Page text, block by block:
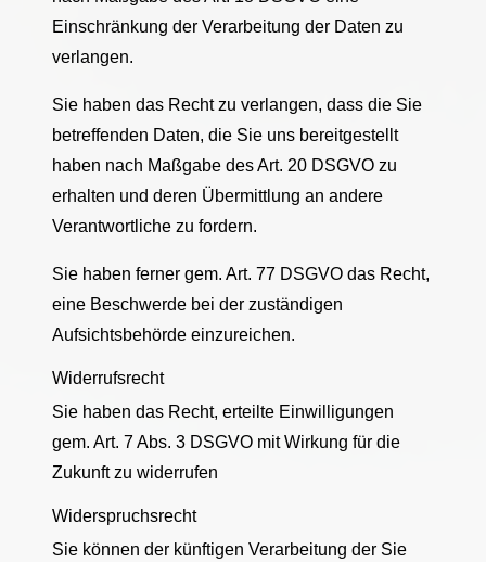
Einschränkung der Verarbeitung der Daten zu
verlangen.
Sie haben das Recht zu verlangen, dass die Sie
betreffenden Daten, die Sie uns bereitgestellt
haben nach Maßgabe des Art. 20 DSGVO zu
erhalten und deren Übermittlung an andere
Verantwortliche zu fordern.
Sie haben ferner gem. Art. 77 DSGVO das Recht,
eine Beschwerde bei der zuständigen
Aufsichtsbehörde einzureichen.
Widerrufsrecht
Sie haben das Recht, erteilte Einwilligungen
gem. Art. 7 Abs. 3 DSGVO mit Wirkung für die
Zukunft zu widerrufen
Widerspruchsrecht
Sie können der künftigen Verarbeitung der Sie